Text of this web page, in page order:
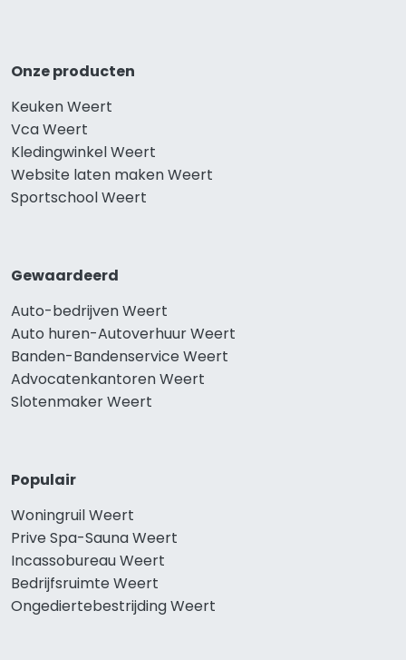
Onze producten
Keuken Weert
Vca Weert
Kledingwinkel Weert
Website laten maken Weert
Sportschool Weert
Gewaardeerd
Auto-bedrijven Weert
Auto huren-Autoverhuur Weert
Banden-Bandenservice Weert
Advocatenkantoren Weert
Slotenmaker Weert
Populair
Woningruil Weert
Prive Spa-Sauna Weert
Incassobureau Weert
Bedrijfsruimte Weert
Ongediertebestrijding Weert